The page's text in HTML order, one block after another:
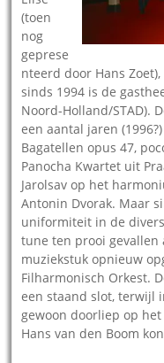
(toen
nog
geprese
nteerd door Hans
sinds 1994 is de
Noord-Holland/STAD).
een aantal jaren
Bagatellen opus 47,
Panocha Kwartet uit
Jarolsav op het
Antonin Dvorak. Maar
uniformiteit in de
tune ten prooi gevallen
muziekstuk opnieuw
Filharmonisch Orkest.
een staand slot, terwijl
gewoon doorliep op
Hans van den Boom